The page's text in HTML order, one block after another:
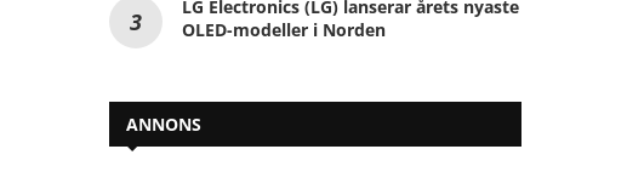
LG Electronics (LG) lanserar årets nyaste
OLED-modeller i Norden
ANNONS